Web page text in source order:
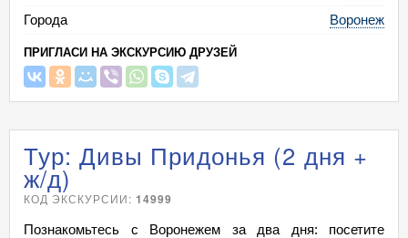
Города
Воронеж
ПРИГЛАСИ НА ЭКСКУРСИЮ ДРУЗЕЙ
Тур: Дивы Придонья (2 дня +
ж/д)
КОД ЭКСКУРСИИ: 14999
Познакомьтесь с Воронежем за два дня: посетите